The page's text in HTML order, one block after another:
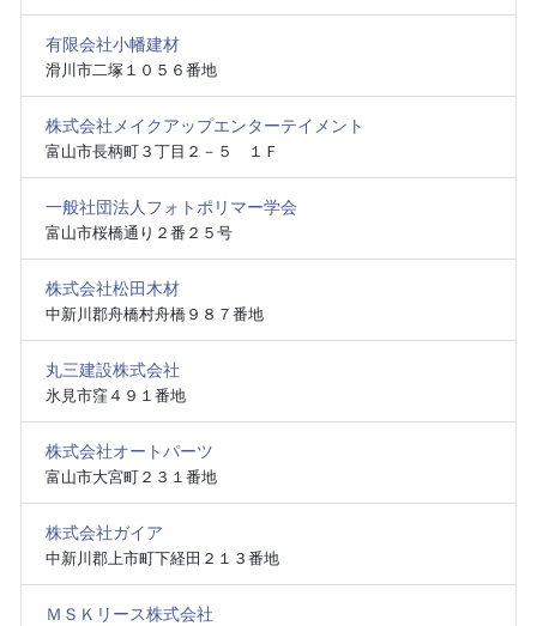
有限会社小幡建材
滑川市二塚１０５６番地
株式会社メイクアップエンターテイメント
富山市長柄町３丁目２－５ １Ｆ
一般社団法人フォトポリマー学会
富山市桜橋通り２番２５号
株式会社松田木材
中新川郡舟橋村舟橋９８７番地
丸三建設株式会社
氷見市窪４９１番地
株式会社オートパーツ
富山市大宮町２３１番地
株式会社ガイア
中新川郡上市町下経田２１３番地
ＭＳＫリース株式会社